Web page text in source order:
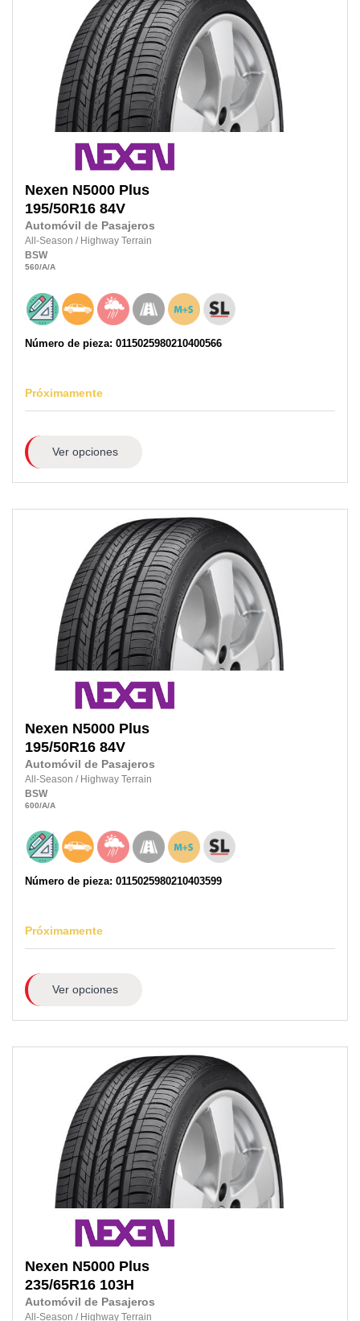
Nexen N5000 Plus
195/50R16 84V
Automóvil de Pasajeros
All-Season / Highway Terrain
BSW
560/A/A
Número de pieza: 0115025980210400566
Próximamente
Ver opciones
Nexen N5000 Plus
195/50R16 84V
Automóvil de Pasajeros
All-Season / Highway Terrain
BSW
600/A/A
Número de pieza: 0115025980210403599
Próximamente
Ver opciones
Nexen N5000 Plus
235/65R16 103H
Automóvil de Pasajeros
All-Season / Highway Terrain